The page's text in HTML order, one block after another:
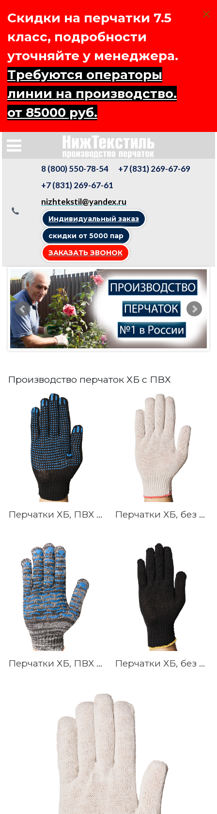
Скидки на перчатки 7.5
класс, подробности
уточняйте у менеджера.
Требуются операторы
линии на производство.
от 85000 руб.
8 (800) 550-78-54
+7 (831) 269-67-69
+7 (831) 269-67-61
nizhtekstil@yandex.ru
Индивидуальный заказ
скидки от 5000 пар
ЗАКАЗАТЬ ЗВОНОК
Производство перчаток ХБ с ПВХ
Перчатки ХБ, ПВХ Точка, Протектор, Волна, 7.5 кл, 3-нитка, Белые, Серые, Чёрные Перчатки ХБ, без ПВХ, 10 кл, 4-нитка, Белые, Серые, Чёрные
Перчатки ХБ, ПВХ Точка, Протектор, Волна, 13 кл, 4-нитка, Белые, Серые, Чёрные Перчатки ХБ, без ПВХ, 7.5 кл, 5-нитка, Белые, Серые, Чёрные